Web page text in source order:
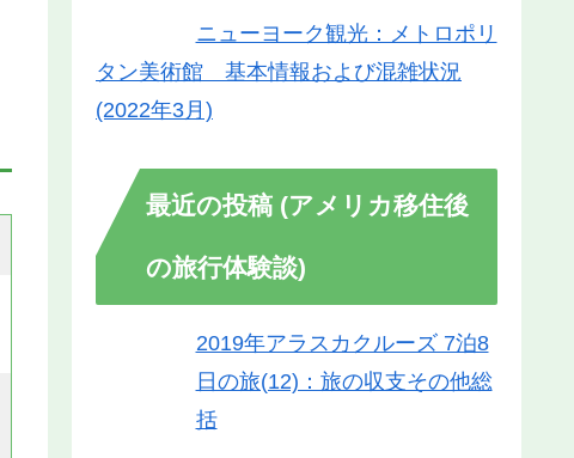
ニューヨーク観光：メトロポリ
タン美術館 基本情報および混雑状況
(2022年3月)
最近の投稿 (アメリカ移住後
の旅行体験談)
2019年アラスカクルーズ 7泊8
日の旅(12)：旅の収支その他総
括